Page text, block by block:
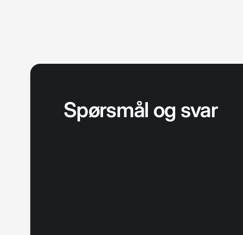
Spørsmål og svar